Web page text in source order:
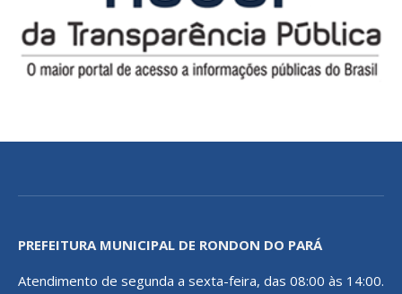
PREFEITURA MUNICIPAL DE RONDON DO PARÁ
Atendimento de segunda a sexta-feira, das 08:00 às 14:00.